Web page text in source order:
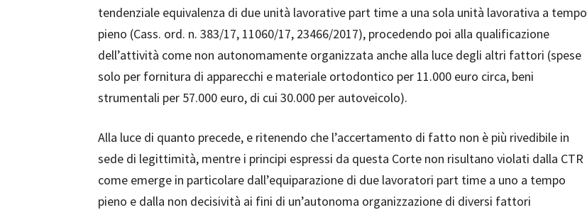
tendenziale equivalenza di due unità lavorative part time a una sola unità lavorativa a tempo
pieno (Cass. ord. n. 383/17, 11060/17, 23466/2017), procedendo poi alla qualificazione
dell’attività come non autonomamente organizzata anche alla luce degli altri fattori (spese
solo per fornitura di apparecchi e materiale ortodontico per 11.000 euro circa, beni
strumentali per 57.000 euro, di cui 30.000 per autoveicolo).
Alla luce di quanto precede, e ritenendo che l’accertamento di fatto non è più rivedibile in
sede di legittimità, mentre i principi espressi da questa Corte non risultano violati dalla CTR
come emerge in particolare dall’equiparazione di due lavoratori part time a uno a tempo
pieno e dalla non decisività ai fini di un’autonoma organizzazione di diversi fattori